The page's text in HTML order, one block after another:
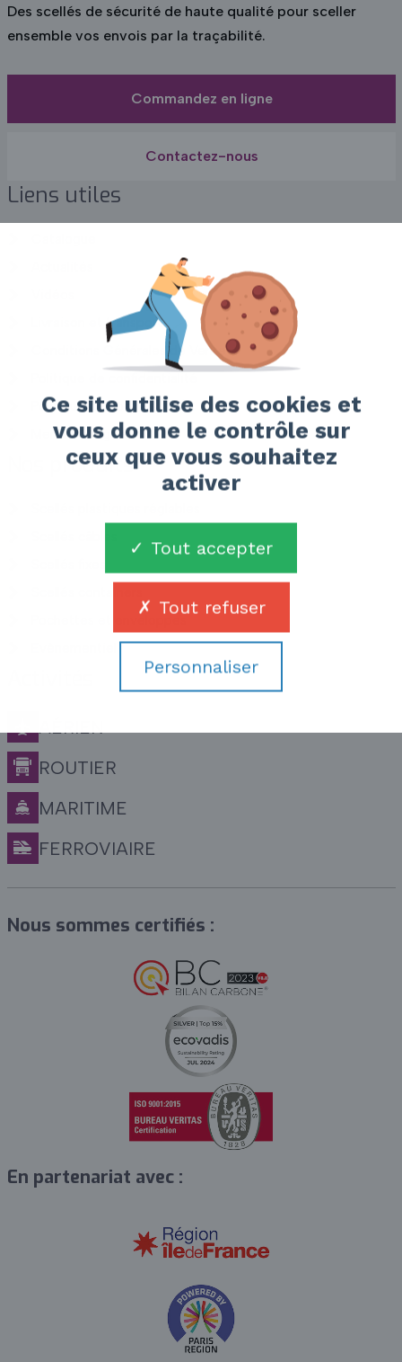
Ce site utilise des cookies et
vous donne le contrôle sur
ceux que vous souhaitez
activer
Tout accepter
Tout refuser
Personnaliser
Des scellés de sécurité de haute qualité pour sceller
ensemble vos envois par la traçabilité.
Commandez en ligne
Contactez-nous
Liens utiles
Livraison et transport
Conditions Générales de Vente
Politique de cookies (UE)
Mentions légales
Nos produits
ROUTIER
MARITIME
FERROVIAIRE
Nous sommes certifiés :
En partenariat avec :